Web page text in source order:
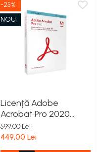
-25%
NOU
Licență Adobe
Acrobat Pro 2020
Permanentă
599,00 Lei
449,00 Lei